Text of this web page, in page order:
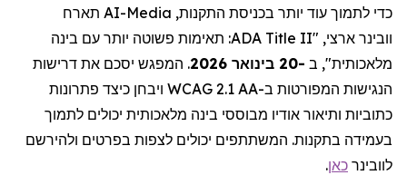
כדי לתמוך עוד יותר בכניסת התקנות, AI-Media תארח
וובינר ארצי, "ADA Title II: תאימות פשוטה יותר עם בינה
מלאכותית", ב -20 בינואר 2026 . המפגש יסכם את דרישות
הנגישות המפורטות ב-WCAG 2.1 AA ויבחן כיצד פתרונות
כתוביות ותיאור אודיו מבוססי בינה מלאכותית יכולים לתמוך
בעמידה בתקנות. המשתתפים יכולים לצפות בפרטים ולהירשם
לוובינר כאן.